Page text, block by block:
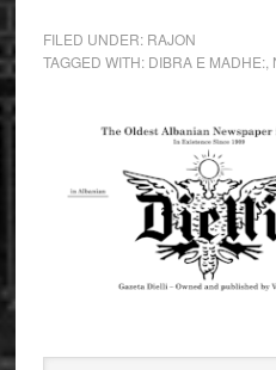
FILED UNDER: RAJON
TAGGED WITH: DIBRA E MADHE:,